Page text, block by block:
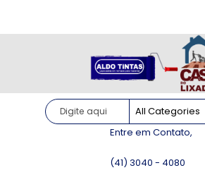
Entre em Contato,
(41) 3040 - 4080